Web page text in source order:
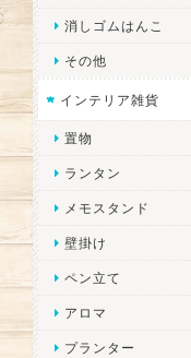
消しゴムはんこ
その他
インテリア雑貨
置物
ランタン
メモスタンド
壁掛け
ペン立て
アロマ
プランター